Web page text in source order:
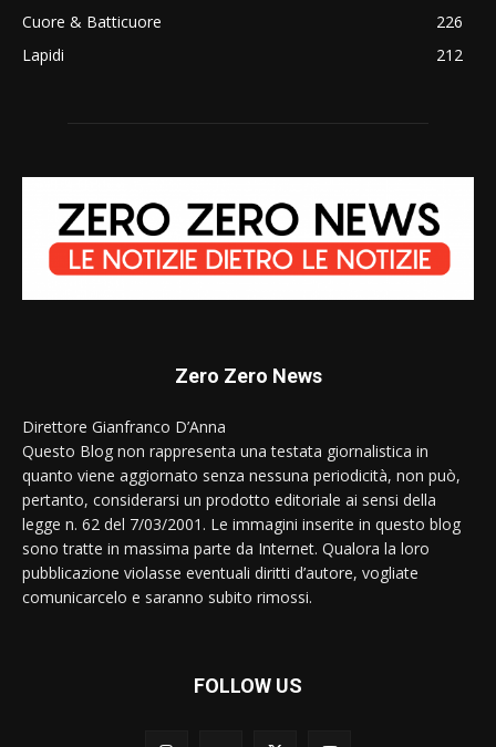
Cuore & Batticuore
226
Lapidi
212
Zero Zero News
Direttore Gianfranco D’Anna
Questo Blog non rappresenta una testata giornalistica in
quanto viene aggiornato senza nessuna periodicità, non può,
pertanto, considerarsi un prodotto editoriale ai sensi della
legge n. 62 del 7/03/2001. Le immagini inserite in questo blog
sono tratte in massima parte da Internet. Qualora la loro
pubblicazione violasse eventuali diritti d’autore, vogliate
comunicarcelo e saranno subito rimossi.
FOLLOW US